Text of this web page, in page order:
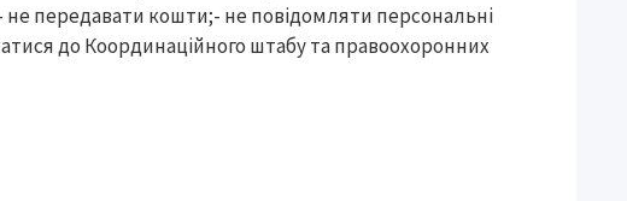
передавати кошти;- не повідомляти персональні
до Координаційного штабу та правоохоронних